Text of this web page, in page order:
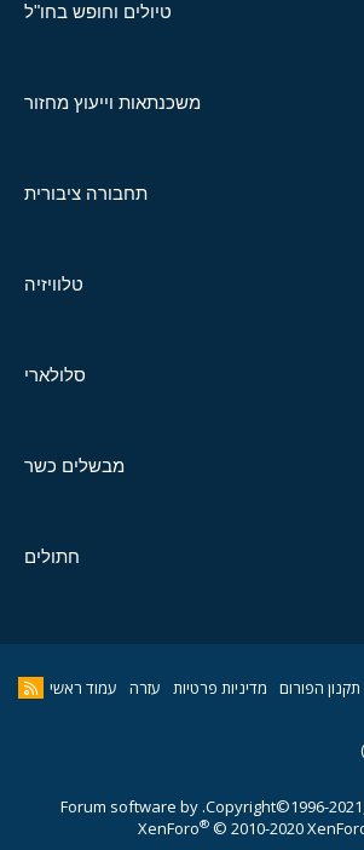
טיולים וחופש בחו"ל
משכנתאות וייעוץ מחזור
תחבורה ציבורית
טלוויזיה
סלולארי
מבשלים כשר
חתולים
תקנון הפורום מדיניות פרטיות עזרה עמוד ראשי
Copyright©1996-
Forum software by
XenForo® © 2010-2020